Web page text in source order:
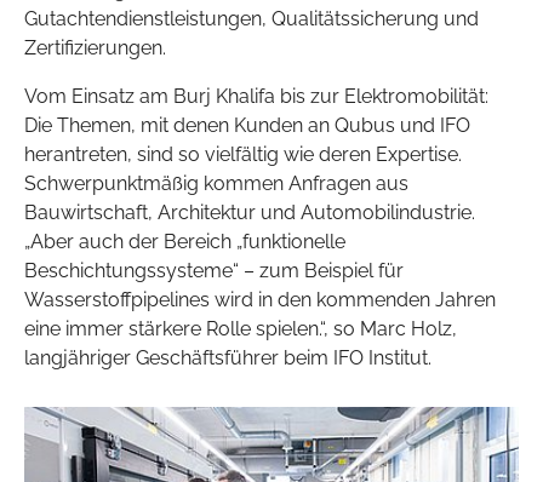
Gutachtendienstleistungen, Qualitätssicherung und
Zertifizierungen.
Vom Einsatz am Burj Khalifa bis zur Elektromobilität:
Die Themen, mit denen Kunden an Qubus und IFO
herantreten, sind so vielfältig wie deren Expertise.
Schwerpunktmäßig kommen Anfragen aus
Bauwirtschaft, Architektur und Automobilindustrie.
„Aber auch der Bereich „funktionelle
Beschichtungssysteme“ – zum Beispiel für
Wasserstoffpipelines wird in den kommenden Jahren
eine immer stärkere Rolle spielen.“, so Marc Holz,
langjähriger Geschäftsführer beim IFO Institut.